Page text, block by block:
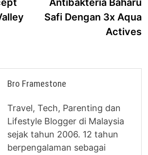
Antibakteria Baharu
Safi Dengan 3x Aqua
Actives
Bro Framestone
Travel, Tech, Parenting dan
Lifestyle Blogger di Malaysia
sejak tahun 2006. 12 tahun
berpengalaman sebagai